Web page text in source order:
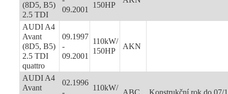
(8D5, B5)
2.5 TDI
09.2001
150HP
AUDI A4
Avant
(8D5, B5)
2.5 TDI
quattro
09.1997
-
09.2001
110kW/
150HP
AKN
AUDI A4
Avant
02.1996
-
110kW/
ABC Konstrukční rok do 07/